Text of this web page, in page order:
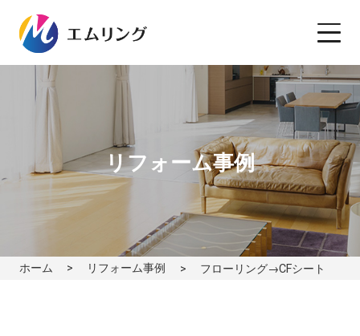
リフォーム事例
ホーム リフォーム事例 フローリング→CFシート